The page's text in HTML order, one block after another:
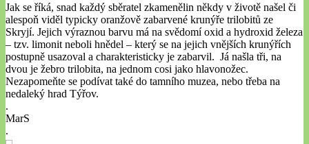
Jak se říká, snad každý sběratel zkamenělin někdy v životě našel či
alespoň viděl typicky oranžově zabarvené krunýře trilobitů ze
Skryjí. Jejich výraznou barvu má na svědomí oxid a hydroxid železa
– tzv. limonit neboli hnědel – který se na jejich vnějších krunýřích
postupně usazoval a charakteristicky je zabarvil. Já našla tři, na
dvou je žebro trilobita, na jednom cosi jako hlavonožec.
Nezapomeňte se podívat také do tamního muzea, nebo třeba na
nedaleký hrad Týřov.
.
MarS
.